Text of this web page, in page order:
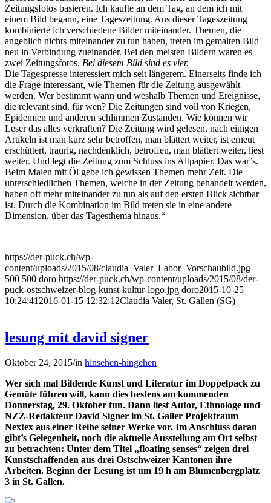
Zeitungsfotos basieren. Ich kaufte an dem Tag, an dem ich mit
einem Bild begann, eine Tageszeitung. Aus dieser Tageszeitung
kombinierte ich verschiedene Bilder miteinander. Themen, die
angeblich nichts miteinander zu tun haben, treten im gemalten Bild
neu in Verbindung zueinander. Bei den meisten Bildern waren es
zwei Zeitungsfotos. Bei diesem Bild sind es vier.
Die Tagespresse interessiert mich seit längerem. Einerseits finde ich
die Frage interessant, wie Themen für die Zeitung ausgewählt
werden. Wer bestimmt wann und weshalb Themen und Ereignisse,
die relevant sind, für wen? Die Zeitungen sind voll von Kriegen,
Epidemien und anderen schlimmen Zuständen. Wie können wir
Leser das alles verkraften? Die Zeitung wird gelesen, nach einigen
Artikeln ist man kurz sehr betroffen, man blättert weiter, ist erneut
erschüttert, traurig, nachdenklich, betroffen, man blättert weiter, liest
weiter. Und legt die Zeitung zum Schluss ins Altpapier. Das war’s.
Beim Malen mit Öl gebe ich gewissen Themen mehr Zeit. Die
unterschiedlichen Themen, welche in der Zeitung behandelt werden,
haben oft mehr miteinander zu tun als auf den ersten Blick sichtbar
ist. Durch die Kombination im Bild treten sie in eine andere
Dimension, über das Tagesthema hinaus.“
https://der-puck.ch/wp-
content/uploads/2015/08/claudia_Valer_Labor_Vorschaubild.jpg
500 500 doro https://der-puck.ch/wp-content/uploads/2015/08/der-
puck-ostschweizer-blog-kunst-kultur-logo.jpg doro2015-10-25
10:24:41 2016-01-15 12:32:12Claudia Valer, St. Gallen (SG)
lesung mit david signer
Oktober 24, 2015/in hinsehen-hingehen
Wer sich mal Bildende Kunst und Literatur im Doppelpack zu
Gemüte führen will, kann dies bestens am kommenden
Donnerstag, 29. Oktober tun. Dann liest Autor, Ethnologe und
NZZ-Redakteur David Signer im St. Galler Projektraum
Nextex aus einer Reihe seiner Werke vor. Im Anschluss daran
gibt’s Gelegenheit, noch die aktuelle Ausstellung am Ort selbst
zu betrachten: Unter dem Titel „floating senses“ zeigen drei
Kunstschaffenden aus drei Ostschweizer Kantonen ihre
Arbeiten. Beginn der Lesung ist um 19 h am Blumenbergplatz
3 in St. Gallen.